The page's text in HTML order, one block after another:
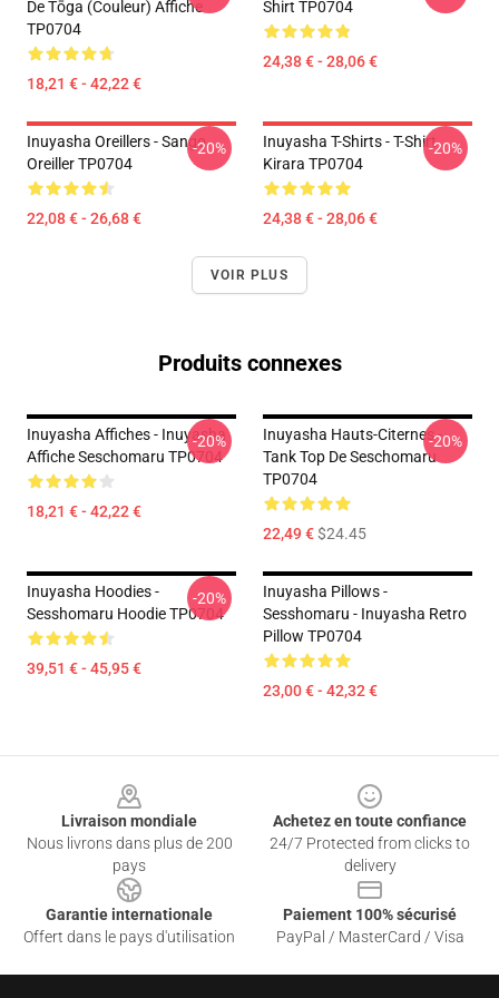
De Tōga (couleur) Affiche
TP0704
18,21 € - 42,22 €
Shirt TP0704
24,38 € - 28,06 €
Inuyasha Oreillers - Sango
Oreiller TP0704
22,08 € - 26,68 €
-20%
Inuyasha T-Shirts - T-Shirt
Kirara TP0704
24,38 € - 28,06 €
-20%
VOIR PLUS
Produits connexes
Inuyasha Affiches - Inuyasha
Affiche Seschomaru TP0704
18,21 € - 42,22 €
-20%
Inuyasha Hauts-Citernes -
Tank Top De Seschomaru
TP0704
22,49 €$24.45
-20%
Inuyasha Hoodies -
Sesshomaru Hoodie TP0704
39,51 € - 45,95 €
-20%
Inuyasha Pillows -
Sesshomaru - Inuyasha Retro
Pillow TP0704
23,00 € - 42,32 €
Livraison mondiale
Nous livrons dans plus de 200
pays
Achetez en toute confiance
24/7 Protected from clicks to
delivery
Garantie internationale
Offert dans le pays d'utilisation
Paiement 100% sécurisé
PayPal / MasterCard / Visa